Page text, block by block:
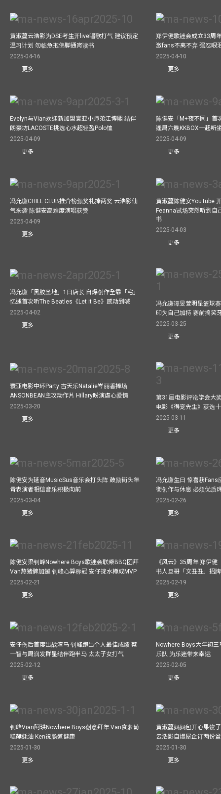
黄淑蔓云浩影为DSE考生开live唱歌打气 建议预定
温习计划 勿临急抱佛脚通宵读书
2025-04-16
更多
郑伊健歌迷会成立33周
激fans不离不弃 强忍眼
2025-04-10
更多
Evelyn与Vian欢迎新加盟寰亚小师弟江博熙 结伴
朗豪坊LACOSTE挑选心水超轻盈Polo恤
2025-04-09
更多
陈健安「M+夜不同」首
逢周六晚KKBOX一起听
2025-04-09
更多
冯允谦CHILL CLUB推介榜颁奖礼捧两奖 云浩影仙
气来袭 陈健安高难度演唱获赞
2025-04-09
更多
黄淑蔓陈健安YouTube
Feanna试场突然听到自
书
2025-04-03
更多
冯允谦「黑胶圣地」1日店长 自爆创作全靠「宅」
忆述首次听The Beatles《Let it Be》感动到喊
2025-04-02
更多
冯允谦谭旻萱明星篮球
印为自己加持 赛前搞笑
2025-03-25
更多
寰亚电影中环Party 古天乐Natalie岑丽香捧场
ANSONBEAN主攻动作片 Hillary盼演虐心爱情
2025-03-20
更多
第31届电影评论学会大
电影《得宠先生》获选
2025-03-11
更多
陈健安为延音MusicSus音乐会打头阵 鼓励街头年
青表演者相信音乐积极向前
2025-03-04
更多
冯允谦生日 惊喜获Fans
衡创作与休息 必须优质
2025-02-26
更多
陈健安梁钊峰Nowhere Boys歌迷会联乘BBQ团拜
Van熬猪髀加餸 钊峰心算称冠 安仔掟水樽成MVP
2025-02-21
更多
《风云》35周年 郑伊
书人旦哥「文丑丑」招
2025-02-19
更多
安仔伤后首度出战渣马 钊峰跑出个人最佳成绩 蔡
一智与周润发群星结伴跑半马 太太子女打气
2025-02-12
更多
Nowhere Boys大年初
乐队 为乐迷带来幸运
2025-02-05
更多
钊峰Vian阿珙Nowhere Boys创意拜年 Van食萝蔔
糕蘸蚝油 Ken祝肠道健康
2025-01-30
更多
黄淑蔓妈妈包开心果饺
云浩影自爆屋企订两份
2025-01-30
更多